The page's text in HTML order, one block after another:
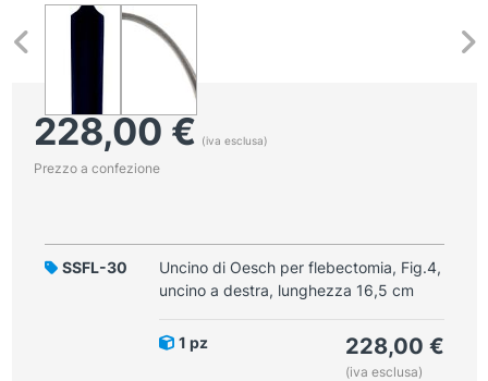
228,00€ (iva esclusa)
Prezzo a confezione
SSFL-30
Uncino di Oesch per flebectomia, Fig.4,
uncino a destra, lunghezza 16,5 cm
1 pz 228,00 €
(iva esclusa)